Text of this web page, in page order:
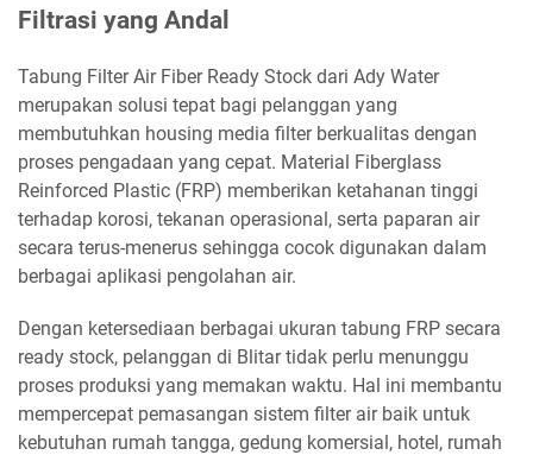
Filtrasi yang Andal
Tabung Filter Air Fiber Ready Stock dari Ady Water
merupakan solusi tepat bagi pelanggan yang
membutuhkan housing media filter berkualitas dengan
proses pengadaan yang cepat. Material Fiberglass
Reinforced Plastic (FRP) memberikan ketahanan tinggi
terhadap korosi, tekanan operasional, serta paparan air
secara terus-menerus sehingga cocok digunakan dalam
berbagai aplikasi pengolahan air.
Dengan ketersediaan berbagai ukuran tabung FRP secara
ready stock, pelanggan di Blitar tidak perlu menunggu
proses produksi yang memakan waktu. Hal ini membantu
mempercepat pemasangan sistem filter air baik untuk
kebutuhan rumah tangga, gedung komersial, hotel, rumah